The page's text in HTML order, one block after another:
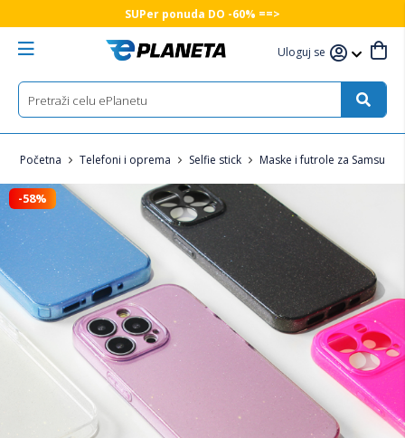
SUPer ponuda DO -60% ==>
Uloguj se
Početna Telefoni i oprema Selfie stick Maske i futrole za Samsung
-58%